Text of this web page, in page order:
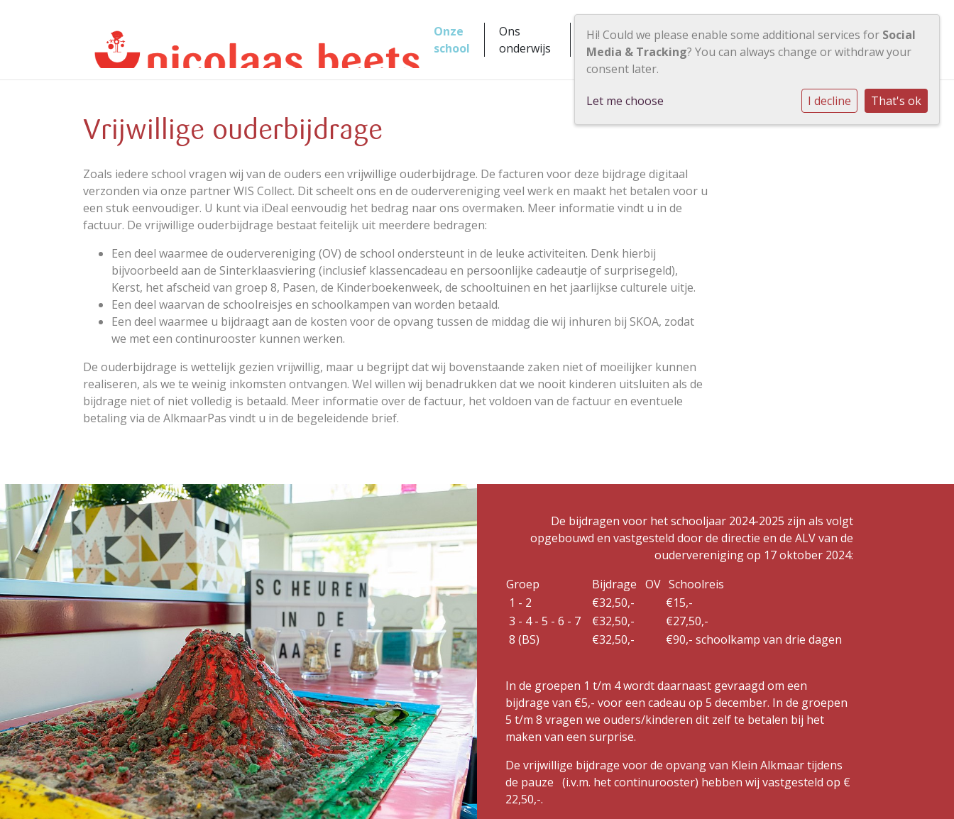
Onze
school
Ons
onderwijs
Praktisch Contact Inloggen
Vrijwillige ouderbijdrage
Zoals iedere school vragen wij van de ouders een vrijwillige ouderbijdrage. De facturen voor deze bijdrage digitaal
verzonden via onze partner WIS Collect. Dit scheelt ons en de oudervereniging veel werk en maakt het betalen voor u
een stuk eenvoudiger. U kunt via iDeal eenvoudig het bedrag naar ons overmaken. Meer informatie vindt u in de
factuur. De vrijwillige ouderbijdrage bestaat feitelijk uit meerdere bedragen:
Een deel waarmee de oudervereniging (OV) de school ondersteunt in de leuke activiteiten. Denk hierbij
bijvoorbeeld aan de Sinterklaasviering (inclusief klassencadeau en persoonlijke cadeautje of surprisegeld),
Kerst, het afscheid van groep 8, Pasen, de Kinderboekenweek, de schooltuinen en het jaarlijkse culturele uitje.
Een deel waarvan de schoolreisjes en schoolkampen van worden betaald.
Een deel waarmee u bijdraagt aan de kosten voor de opvang tussen de middag die wij inhuren bij SKOA, zodat
we met een continurooster kunnen werken.
De ouderbijdrage is wettelijk gezien vrijwillig, maar u begrijpt dat wij bovenstaande zaken niet of moeilijker kunnen
realiseren, als we te weinig inkomsten ontvangen. Wel willen wij benadrukken dat we nooit kinderen uitsluiten als de
bijdrage niet of niet volledig is betaald. Meer informatie over de factuur, het voldoen van de factuur en eventuele
betaling via de AlkmaarPas vindt u in de begeleidende brief.
De bijdragen voor het schooljaar 2024-2025 zijn als volgt
opgebouwd en vastgesteld door de directie en de ALV van de
oudervereniging op 17 oktober 2024:
Groep
Bijdrage OV Schoolreis
1 - 2
€32,50,-
€15,-
3 - 4 - 5 - 6 - 7
€32,50,-
€27,50,-
8 (BS)
€32,50,- €90,- schoolkamp van drie dagen
In de groepen 1 t/m 4 wordt daarnaast gevraagd om een
bijdrage van €5,- voor een cadeau op 5 december. In de groepen
5 t/m 8 vragen we ouders/kinderen dit zelf te betalen bij het
maken van een surprise.
De vrijwillige bijdrage voor de opvang van Klein Alkmaar tijdens
de pauze (i.v.m. het continurooster) hebben wij vastgesteld op €
22,50,-.
Hi! Could we please enable some additional services for Social
Media & Tracking? You can always change or withdraw your
consent later.
Let me choose I decline That's ok